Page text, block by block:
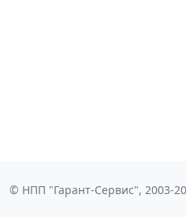
© НПП "Гарант-Сервис", 2003-